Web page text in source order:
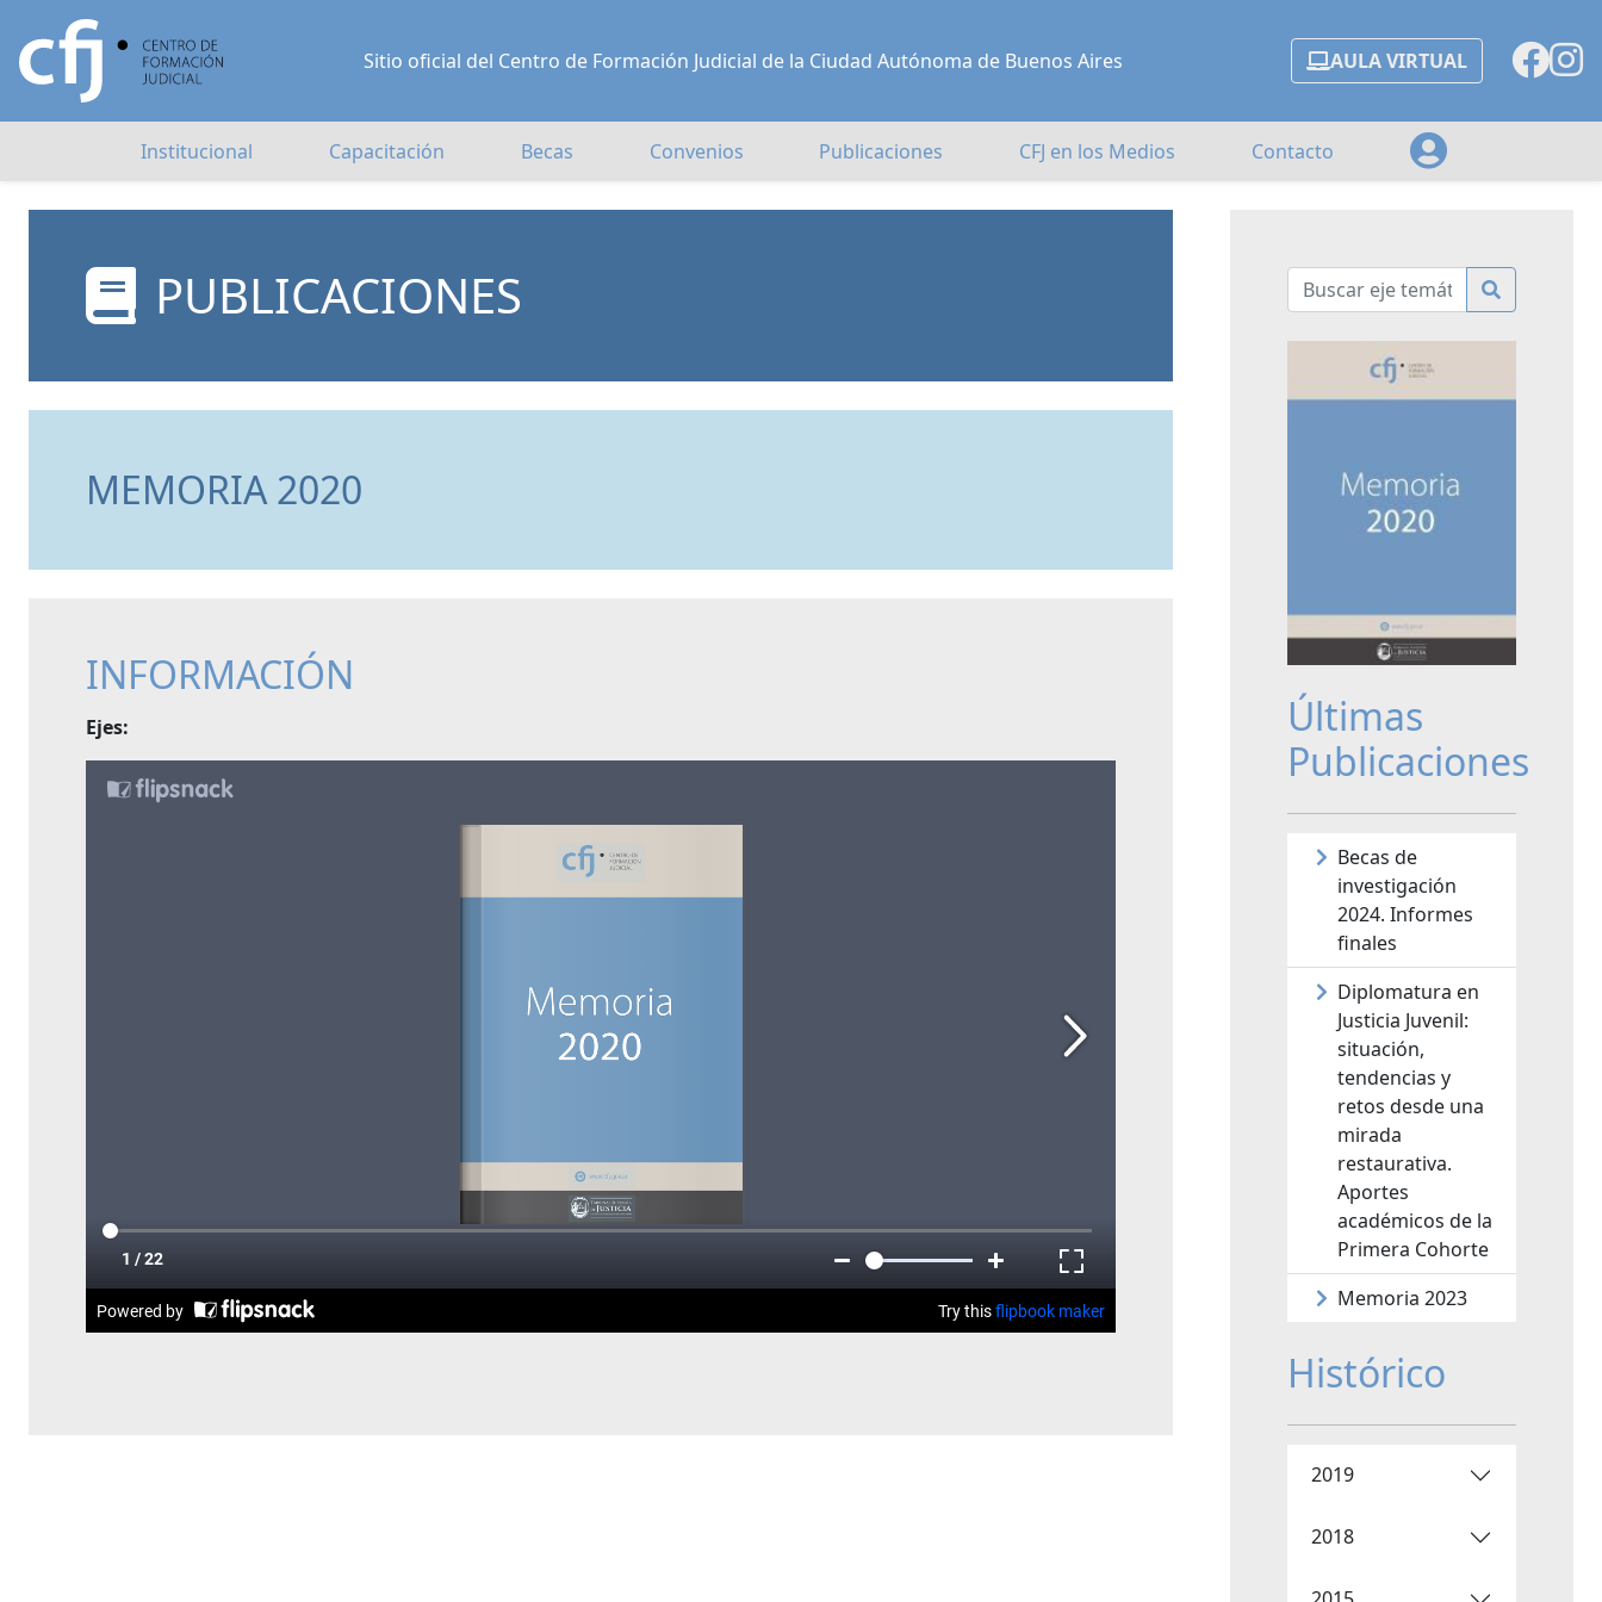
Sitio oficial del Centro de Formación Judicial de la Ciudad Autónoma de Buenos Aires AULA VIRTUAL
Institucional Capacitación Becas Convenios Publicaciones CFJ en los Medios Contacto
PUBLICACIONES
MEMORIA 2020
INFORMACIÓN
Ejes:
Últimas
Publicaciones
Becas de
investigación
2024. Informes
finales
Diplomatura en
Justicia Juvenil:
situación,
tendencias y
retos desde una
mirada
restaurativa.
Aportes
académicos de la
Primera Cohorte
Memoria 2023
Histórico
2019
2018